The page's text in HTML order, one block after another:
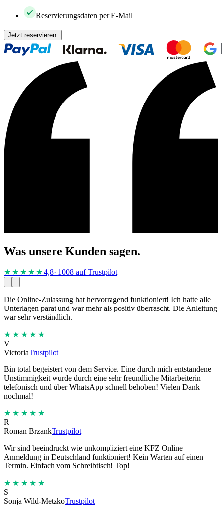
Reservierungsdaten per E-Mail
Jetzt reservieren
Was unsere Kunden sagen.
★★★★ ★4,8· 1008 auf Trustpilot
Die Online-Zulassung hat hervorragend funktioniert! Ich hatte alle
Unterlagen parat und war mehr als positiv überrascht. Die Anleitung
war sehr verständlich.
★★★★★
V
VictoriaTrustpilot
Bin total begeistert von dem Service. Eine durch mich entstandene
Unstimmigkeit wurde durch eine sehr freundliche Mitarbeiterin
telefonisch und über WhatsApp schnell behoben! Vielen Dank
nochmal!
★★★★★
R
Roman BrzankTrustpilot
Wir sind beeindruckt wie unkompliziert eine KFZ Online
Anmeldung in Deutschland funktioniert! Kein Warten auf einen
Termin. Einfach vom Schreibtisch! Top!
★★★★★
S
Sonja Wild-MetzkoTrustpilot